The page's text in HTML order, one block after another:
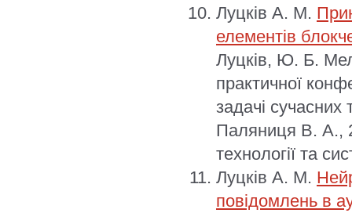
Луцків А. М.
елементів
Луцків, Ю. Б.
практичної
задачі
Паляниця В. А.,
технології та
Луцків А. М.
повідомлень в